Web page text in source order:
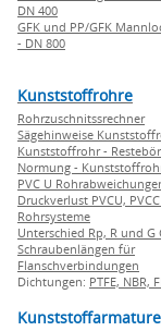
DN 400
GFK und PP/GFK
- DN 800
Kunststoffrohre
Rohrzuschnitssrechner
Sägehinweise
Kunststoffrohr -
Normung -
PVC U
Druckverlust PVCU,
Rohrsysteme
Unterschied Rp, R und G
Schraubenlängen für
Flanschverbindungen
Dichtungen: PTFE, NBR,